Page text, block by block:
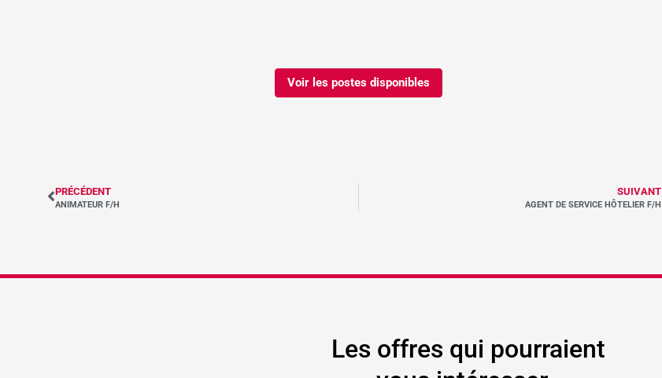
Voir les postes disponibles
PRÉCÉDENT
ANIMATEUR F/H
SUIVANT
AGENT DE SERVICE HÔTELIER F/H
Les offres qui pourraient